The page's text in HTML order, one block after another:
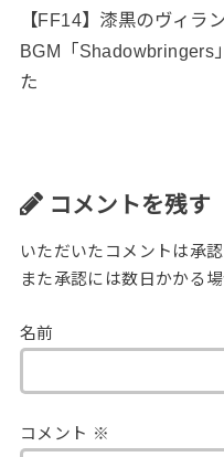
【FF14】漆黒のヴィラ
BGM「Shadowbringers
た
コメントを残す
いただいたコメントは承
また承認には数日かかる場
名前
コメント ※